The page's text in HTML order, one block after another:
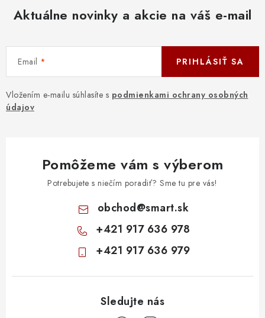
Aktuálne novinky a akcie na váš e-mail
Email
Vložením e-mailu súhlasíte s podmienkami ochrany osobných
údajov
PRIHLÁSIŤ SA
Pomôžeme vám s výberom
Potrebujete s niečím poradiť? Sme tu pre vás!
obchod@smart.sk
+421 917 636 978
+421 917 636 979